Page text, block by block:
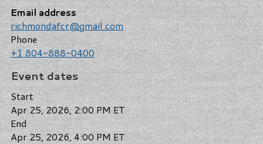
Email address
richmondafcr@gmail.com
Phone
+1 804-888-0400
Event dates
Start
Apr 25, 2026, 2:00 PM ET
End
Apr 25, 2026, 4:00 PM ET